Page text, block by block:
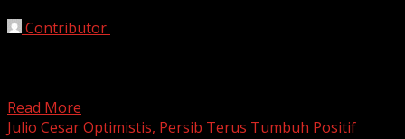
Contributor
Read More
Julio Cesar Optimistis, Persib Terus Tumbuh Positif